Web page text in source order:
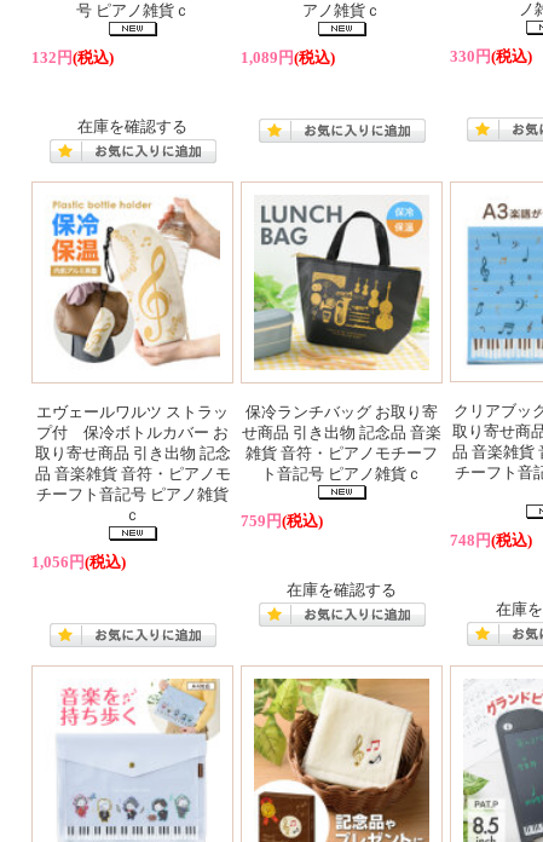
号 ピアノ雑貨ｃ
132円(税込)
在庫を確認する
アノ雑貨ｃ
1,089円(税込)
ノ
330円(税込)
エヴェールワルツ ストラッ
プ付 保冷ボトルカバー お
取り寄せ商品 引き出物 記念
品 音楽雑貨 音符・ピアノモ
チーフト音記号 ピアノ雑貨
ｃ
1,056円(税込)
保冷ランチバッグ お取り寄
せ商品 引き出物 記念品 音楽
雑貨 音符・ピアノモチーフ
ト音記号 ピアノ雑貨ｃ
759円(税込)
在庫を確認する
クリアブッ
取り寄せ商
品 音楽雑貨
チーフト音
748円(税込)
在庫